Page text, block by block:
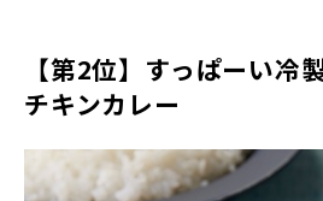
【第2位】すっぱーい冷
チキンカレー